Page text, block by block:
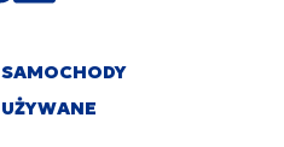
SAMOCHODY
UŻYWANE